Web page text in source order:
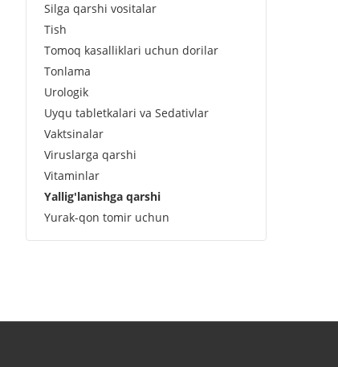
Silga qarshi vositalar
Tish
Tomoq kasalliklari uchun dorilar
Tonlama
Urologik
Uyqu tabletkalari va Sedativlar
Vaktsinalar
Viruslarga qarshi
Vitaminlar
Yallig'lanishga qarshi
Yurak-qon tomir uchun